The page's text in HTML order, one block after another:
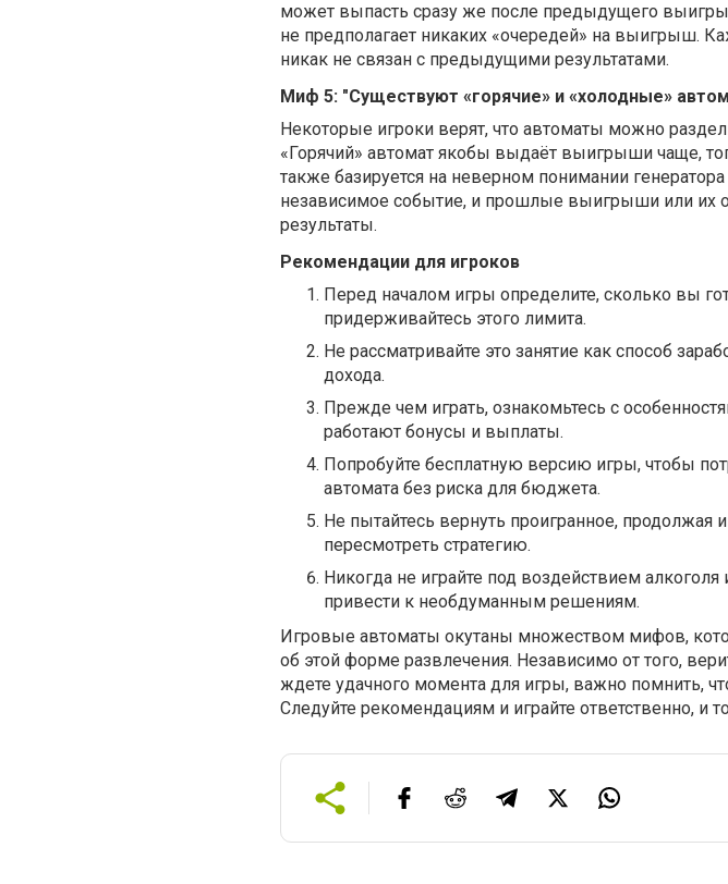
может выпасть сразу же после предыдущего
не предполагает никаких «очередей» на выигрыш.
никак не связан с предыдущими результатами.
Миф 5: "Существуют «горячие» и «холодные»
Некоторые игроки верят, что автоматы можно
«Горячий» автомат якобы выдаёт выигрыши чаще,
также базируется на неверном понимании
независимое событие, и прошлые выигрыши или их
результаты.
Рекомендации для игроков
Перед началом игры определите, сколько вы
придерживайтесь этого лимита.
Не рассматривайте это занятие как способ
дохода.
Прежде чем играть, ознакомьтесь с
работают бонусы и выплаты.
Попробуйте бесплатную версию игры, чтобы
автомата без риска для бюджета.
Не пытайтесь вернуть проигранное, продолжая
пересмотреть стратегию.
Никогда не играйте под воздействием
привести к необдуманным решениям.
Игровые автоматы окутаны множеством мифов,
об этой форме развлечения. Независимо от того,
ждете удачного момента для игры, важно помнить,
Следуйте рекомендациям и играйте ответственно, и